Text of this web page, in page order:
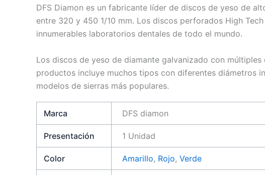
DFS Diamon es un fabricante líder de discos de yeso de
entre 320 y 450 1/10 mm. Los discos perforados High
innumerables laboratorios dentales de todo el mundo.
Los discos de yeso de diamante galvanizado con
productos incluye muchos tipos con diferentes diámetros
modelos de sierras más populares.
Marca DFS diamon
Presentación 1 Unidad
Color Amarillo, Rojo,Verde